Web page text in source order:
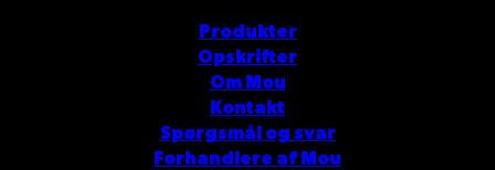
Produkter
Opskrifter
Om Mou
Kontakt
Spørgsmål og svar
Forhandlere af Mou